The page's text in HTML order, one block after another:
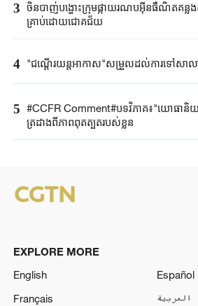
3 ចិនបាញ់បង្ហោះ​ក្រុម​ផ្កាយរណប​​អ៊ីនធឺណិត​គន្លង
គ្រាប់ដោយ​ជោគជ័យ​
4 "ជណ្តើរយន្ត​អាកាស"​សម្រួលដល់ការទៅ​សា
5 #CCFR Comment#បទវិភាគ៖"យោធានិ
ត្រដាងពីភាពពុតត្បុតរបស់ខ្លួន
EXPLORE MORE
English
Español
Français
العربية